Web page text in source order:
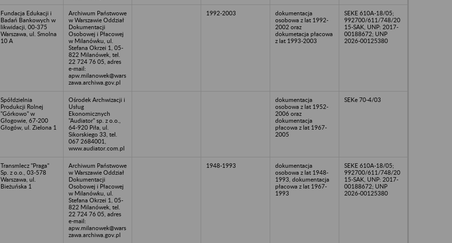
Fundacja Edukacji i
Badań Bankowych w
likwidacji, 00-375
Warszawa, ul. Smolna
10 A
Archiwum Państwowe
w Warszawie Oddział
Dokumentacji
Osobowej i Płacowej
w Milanówku, ul.
Stefana Okrzei 1, 05-
822 Milanówek, tel.
22 724 76 05, adres
e-mail:
apw.milanowek@wars
zawa.archiwa.gov.pl
1992-2003
dokumentacja
osobowa z lat 1992-
2002 oraz
dokumetacja płacowa
z lat 1993-2003
SEKE 610A-18/05;
992700/611/748/20
15-SAK, UNP: 2017-
00188672; UNP
2026-00125380
Spółdzielnia
Produkcji Rolnej
"Górkowo" w
Głogowie, 67-200
Głogów, ul. Zielona 1
Ośrodek Archwizacji i
Usług
Ekonomicznych
"Audiator" sp. z o.o.,
64-920 Piła, ul.
Sikorskiego 33, tel.
067 2684001,
www.audiator.com.pl
dokumentacja
osobowa z lat 1952-
2006 oraz
dokumentacja
płacowa z lat 1967-
2005
SEKe 70-4/03
Transmlecz "Praga"
Sp. z o.o., 03-578
Warszawa, ul.
Bieżuńska 1
Archiwum Państwowe
w Warszawie Oddział
Dokumentacji
Osobowej i Płacowej
w Milanówku, ul.
Stefana Okrzei 1, 05-
822 Milanówek, tel.
22 724 76 05, adres
e-mail:
apw.milanowek@wars
zawa.archiwa.gov.pl
1948-1993
dokumentacja
osobowa z lat 1948-
1993, dokumentacja
płacowa z lat 1967-
1993
SEKE 610A-18/05;
992700/611/748/20
15-SAK, UNP: 2017-
00188672; UNP
2026-00125380